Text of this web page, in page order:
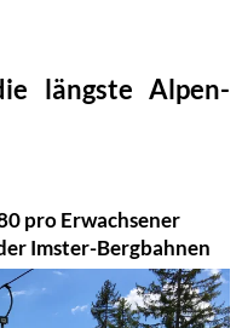
längste Alpen-
pro Erwachsener
Imster-Bergbahnen